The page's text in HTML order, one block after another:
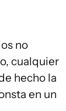
no
cualquier
hecho la
en un